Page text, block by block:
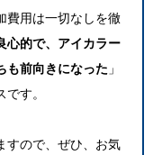
費用は一切なしを徹
心的で、アイカラー
も前向きになった 」
す。
すので、ぜひ、お気